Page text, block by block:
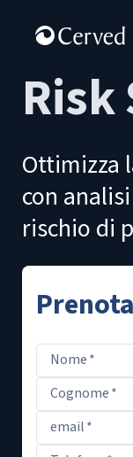
Ottimizza
con
rischio di
Nome*
Cognome*
email*